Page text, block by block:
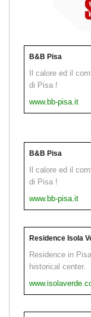
B&B Pisa
Il calore ed il
di Pisa !
www.bb-pisa.it
B&B Pisa
Il calore ed il
di Pisa !
www.bb-pisa.it
Residence Isola
Residence in
historical center.